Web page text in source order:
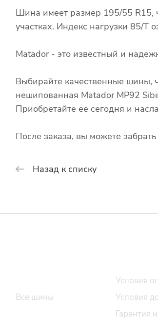
Шина имеет размер 195/55 R15,
участках. Индекс нагрузки 85/T
Matador - это известный и
Выбирайте качественные шины,
нешипованная Matador MP92
Приобретайте ее сегодня и
После заказа, вы можете
Назад к списку
Все шины
Условия
Условия
Гарантия